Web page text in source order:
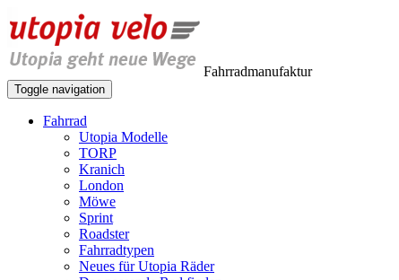
Fahrradmanufaktur
Toggle navigation
Fahrrad
Utopia Modelle
TORP
Kranich
London
Möwe
Sprint
Roadster
Fahrradtypen
Neues für Utopia Räder